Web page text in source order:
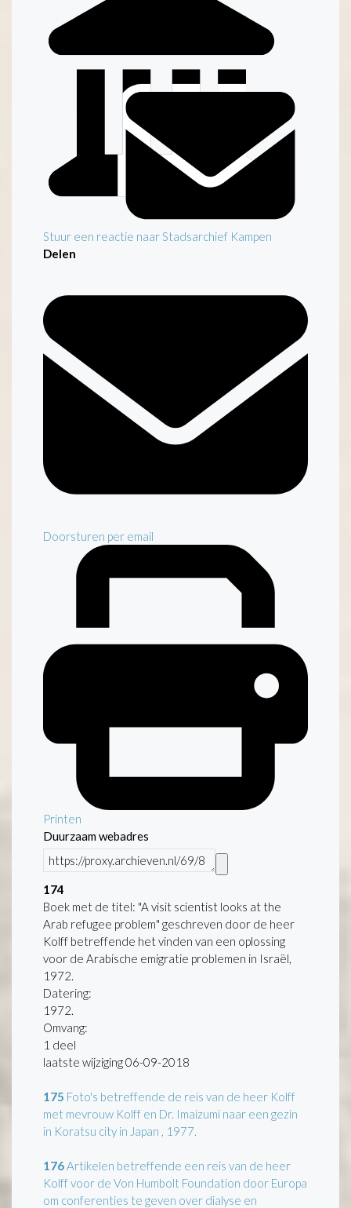
Stuur een reactie naar Stadsarchief Kampen
Delen
Doorsturen per email
Printen
Duurzaam webadres
174
Boek met de titel: "A visit scientist looks at the
Arab refugee problem" geschreven door de heer
Kolff betreffende het vinden van een oplossing
voor de Arabische emigratie problemen in Israël,
1972.
Datering:
1972.
Omvang:
1 deel
laatste wijziging 06-09-2018
175 Foto's betreffende de reis van de heer Kolff
met mevrouw Kolff en Dr. Imaizumi naar een gezin
in Koratsu city in Japan , 1977.
176Artikelen betreffende een reis van de heer
Kolff voor de Von Humbolt Foundation door Europa
om conferenties te geven over dialyse en